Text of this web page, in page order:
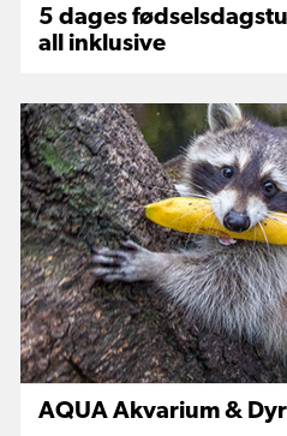
5 dages
all inklusive
AQUA Akvarium &